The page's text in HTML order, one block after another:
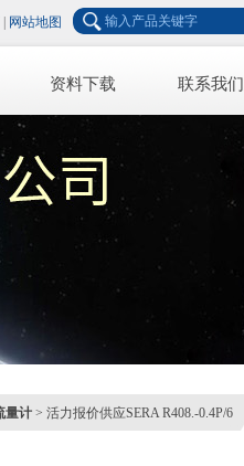
网站地图
资料下载 联系我们
量计 > 活力报价供应SERA R408.-0.4P/6